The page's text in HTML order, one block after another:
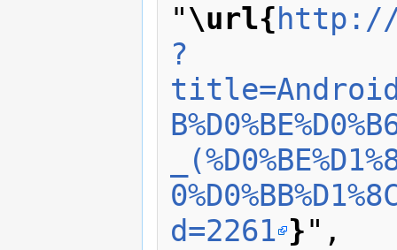
"\url{ http://
?
d=2261 }",